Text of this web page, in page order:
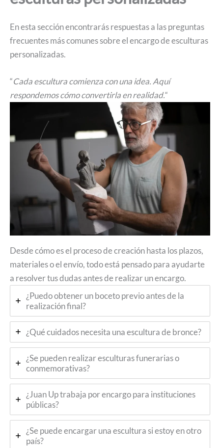
En esta sección encontrarás respuestas a las preguntas
frecuentes más comunes sobre el encargo de esculturas
personalizadas.
“Cada escultura comienza con una idea. Aquí
respondemos cómo convertirla en realidad.“
Desde cómo es el proceso de creación hasta los plazos,
materiales o el envío, todo está pensado para ayudarte
a resolver tus dudas antes de realizar un encargo.
¿Puedo obtener un boceto previo antes de la
realización final?
¿Qué cuidados necesita una escultura de bronce?
¿Se pueden realizar esculturas funerarias o
conmemorativas?
¿Juan Up trabaja por encargo para instituciones
públicas?
¿Se puede encargar una escultura si estoy en otro
país?